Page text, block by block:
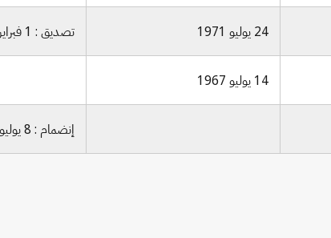
24 يوليو 1971 تصديق : 1 فبراير 1974
14 يوليو 1967
إنضمام : 8 يوليو 1961